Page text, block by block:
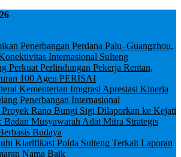
Penerbangan Perdana Palu–Guangzhou,
Internasional Sulteng
Perkuat Perlindungan Pekerja Rentan,
100 Agen PERISAI
Kementerian Imigrasi Apresiasi Kinerja
Penerbangan Internasional
Rano Bungi Sigi Dilaporkan ke Kejati
Badan Musyawarah Adat Mitra Strategis
Budaya
Klarifikasi Polda Sulteng Terkait Laporan
Nama Baik